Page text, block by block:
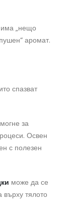
има „нещо
аромат.
спазват
за
Освен
с полезен
и може да се
тялото